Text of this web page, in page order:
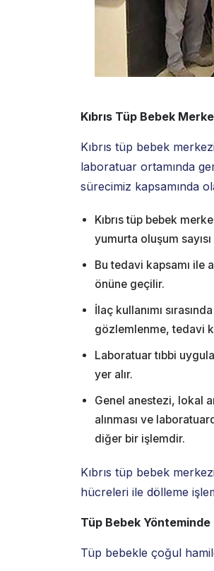
Kıbrıs Tüp Bebek
Kıbrıs tüp bebek
laboratuar ortamında
sürecimiz kapsamında
Kıbrıs tüp bebek
yumurta oluşum sayısı
Bu tedavi kapsamı ile
önüne geçilir.
İlaç kullanımı
gözlemlenme, tedavi
Laboratuar tıbbi
yer alır.
Genel anestezi, lokal
alınması ve
diğer bir işlemdir.
Kıbrıs tüp bebek
hücreleri ile dölleme
Tüp Bebek Yönteminde
Tüp bebekle çoğul